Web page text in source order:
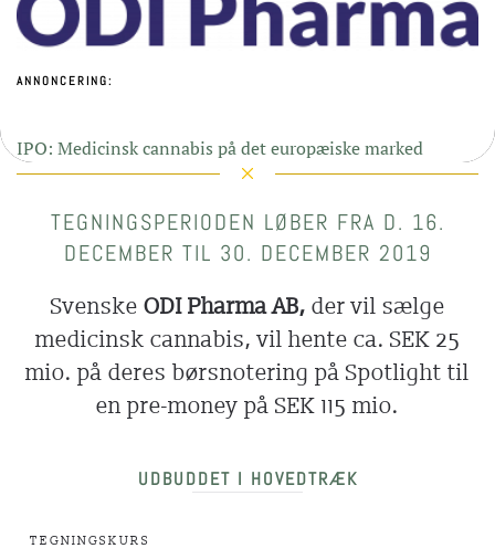
ANNONCERING:
IPO: Medicinsk cannabis på det europæiske marked
TEGNINGSPERIODEN LØBER FRA D. 16.
DECEMBER TIL 30. DECEMBER 2019
Svenske ODI Pharma AB, der vil sælge
medicinsk cannabis, vil hente ca. SEK 25
mio. på deres børsnotering på Spotlight til
en pre-money på SEK 115 mio.
UDBUDDET I HOVEDTRÆK
TEGNINGSKURS